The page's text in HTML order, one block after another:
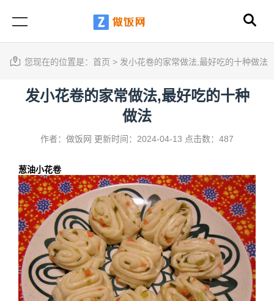
您现在的位置是： 首页 > 发小花卷的家常做法,最好吃的十种做法
发小花卷的家常做法,最好吃的十种
做法
作者：做饭网 更新时间：2024-04-13 点击数：487
葱油小花卷